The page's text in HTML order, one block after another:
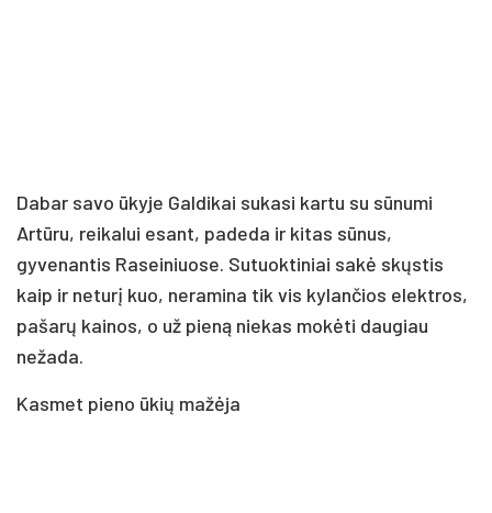
Dabar savo ūkyje Galdikai sukasi kartu su sūnumi
Artūru, reikalui esant, padeda ir kitas sūnus,
gyvenantis Raseiniuose. Sutuoktiniai sakė skųstis
kaip ir neturį kuo, neramina tik vis kylančios elektros,
pašarų kainos, o už pieną niekas mokėti daugiau
nežada.
Kasmet pieno ūkių mažėja